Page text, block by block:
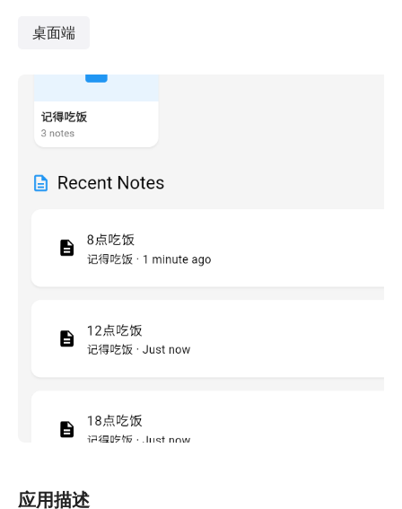
桌面端
应用描述